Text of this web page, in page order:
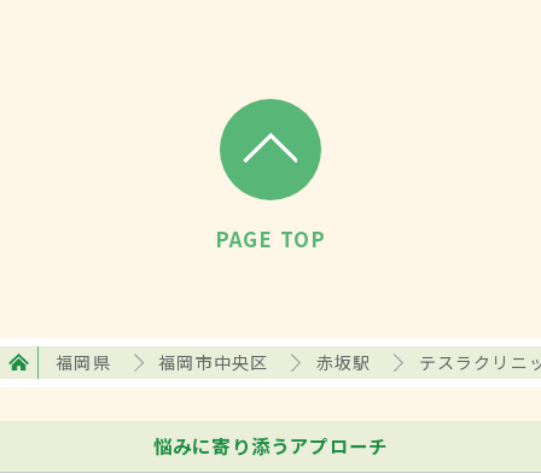
PAGE TOP
福岡県 福岡市中央区 赤坂駅 テスラクリニ
悩みに寄り添うアプローチ